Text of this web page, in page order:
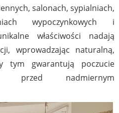
salonach, sypialniach,
wypoczynkowych i
właściwości nadają
wprowadzając naturalną,
tym gwarantują poczucie
przed nadmiernym